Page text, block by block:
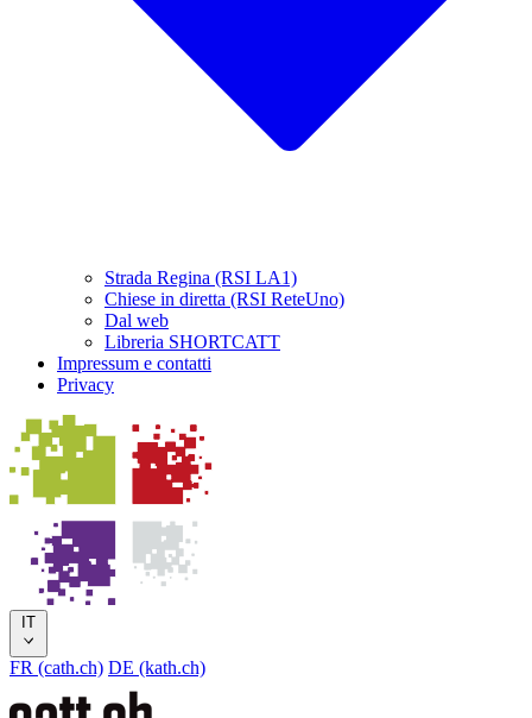
Strada Regina (RSI LA1)
Chiese in diretta (RSI ReteUno)
Dal web
Libreria SHORTCATT
Impressum e contatti
Privacy
IT
FR (cath.ch) DE (kath.ch)